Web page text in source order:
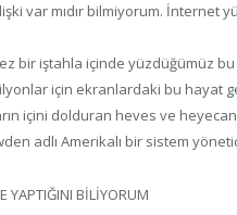
var mıdır bilmiyorum. İnternet
bir iştahla içinde yüzdüğümüz
için ekranlardaki bu hayat
içini dolduran heves ve
adlı Amerikalı bir sistem
YAPTIĞINI BİLİYORUM